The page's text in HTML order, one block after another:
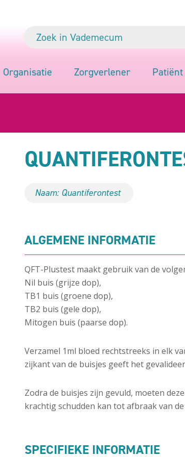
Organisatie Zorgverlener Patiënt
Naam: Quantiferontest
ALGEMENE INFORMATIE
QFT-Plustest maakt gebruik van de
Nil buis (grijze dop),
TB1 buis (groene dop),
TB2 buis (gele dop),
Mitogen buis (paarse dop).
Verzamel 1ml bloed rechtstreeks in elk
zijkant van de buisjes geeft het
Zodra de buisjes zijn gevuld, moeten
krachtig schudden kan tot afbraak van
SPECIFIEKE INFORMATIE